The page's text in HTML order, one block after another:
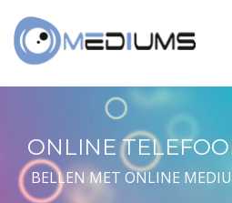
ONLINE
BELLEN MET ONLINE